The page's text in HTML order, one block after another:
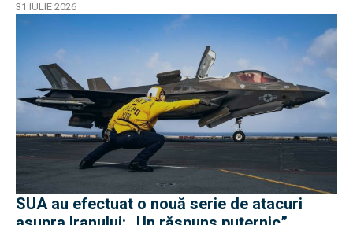
31 IULIE 2026
SUA au efectuat o nouă serie de atacuri